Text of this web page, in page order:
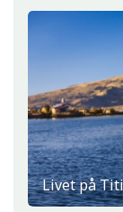
Livet på